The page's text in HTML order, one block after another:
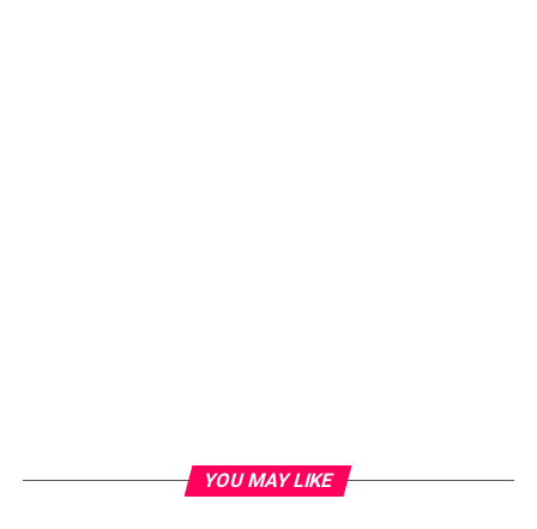
YOU MAY LIKE